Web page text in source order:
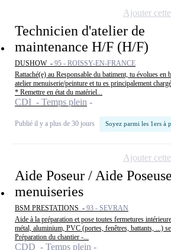
Technicien d'atelier de
maintenance H/F (H/F)
DUSHOW - 95 - ROISSY-EN-FRANCE
Rattaché(e) au Responsable du batiment, tu évolues en
atelier menuiserie/peinture et tu es principalement
* Remettre en état du matériel...
CDI - Temps plein
Publié il y a plus de 30 jours Soyez parmi les 1ers à
Ajouter
Aide Poseur / Aide
menuiseries
BSM PRESTATIONS - 93 - SEVRAN
Aide à la préparation et pose toutes fermetures
métal, aluminium, PVC (portes, fenêtres, battants, ...)
Préparation du chantier -...
CDD - Temps plein
Ajouter